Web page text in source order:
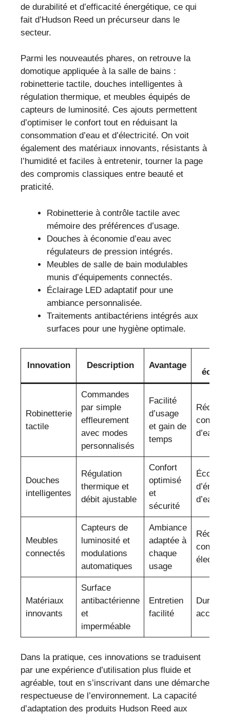
de durabilité et d’efficacité énergétique, ce qui
fait d’Hudson Reed un précurseur dans le
secteur.
Parmi les nouveautés phares, on retrouve la
domotique appliquée à la salle de bains :
robinetterie tactile, douches intelligentes à
régulation thermique, et meubles équipés de
capteurs de luminosité. Ces ajouts permettent
d’optimiser le confort tout en réduisant la
consommation d’eau et d’électricité. On voit
également des matériaux innovants, résistants à
l’humidité et faciles à entretenir, tourner la page
des compromis classiques entre beauté et
praticité.
Robinetterie à contrôle tactile avec
mémoire des préférences d’usage.
Douches à économie d’eau avec
régulateurs de pression intégrés.
Meubles de salle de bain modulables
munis d’équipements connectés.
Éclairage LED adaptatif pour une
ambiance personnalisée.
Traitements antibactériens intégrés aux
surfaces pour une hygiène optimale.
Innovation Description Avantage
Robinetterie
tactile
Commandes
par simple
effleurement
avec modes
personnalisés
Facilité
d’usage
et gain de
temps
d’eau
Douches
intelligentes
Régulation
thermique et
débit ajustable
Confort
optimisé
et
sécurité
d’eau
Meubles
connectés
Capteurs de
luminosité et
modulations
automatiques
Ambiance
adaptée à
chaque
usage
Matériaux
innovants
Surface
antibactérienne
et
imperméable
Entretien
facilité
accrue
Dans la pratique, ces innovations se traduisent
par une expérience d’utilisation plus fluide et
agréable, tout en s’inscrivant dans une démarche
respectueuse de l’environnement. La capacité
d’adaptation des produits Hudson Reed aux